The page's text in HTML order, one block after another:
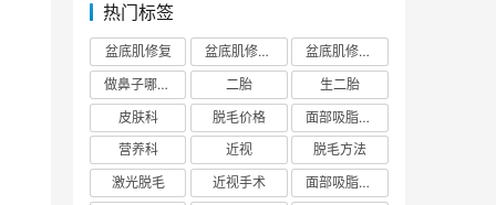
热门标签
盆底肌修复 盆底肌修复医院排行榜
盆底肌修复多少钱
做鼻子哪个正规医院比较出名
二胎
生二胎
皮肤科
脱毛价格
面部吸脂费用
营养科
近视
脱毛方法
激光脱毛
近视手术
面部吸脂多少钱